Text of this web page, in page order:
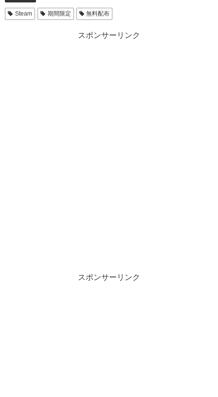
Steam 期間限定 無料配布
スポンサーリンク
スポンサーリンク